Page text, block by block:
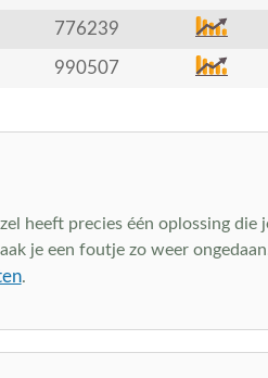
776239
990507
heeft precies één oplossing
je een foutje zo weer
.